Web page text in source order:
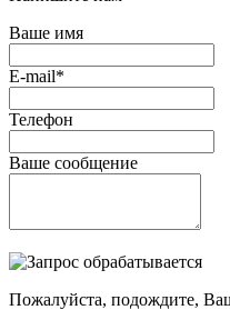
Ваше имя
E-mail*
Телефон
Ваше сообщение
Пожалуйста, подождите,